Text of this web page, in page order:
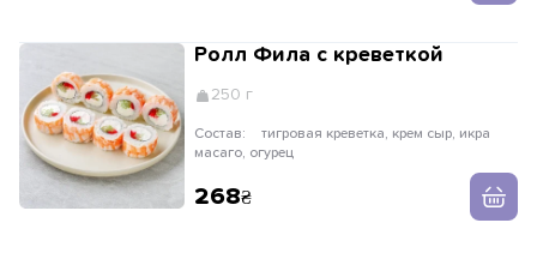
Ролл Фила с креветкой
250 г
Состав:
масаго, огурец
268